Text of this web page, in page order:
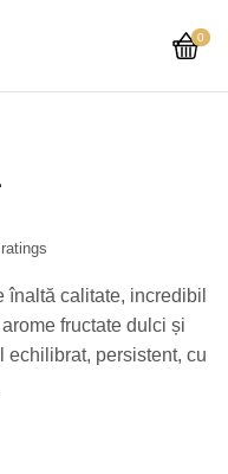
0
înaltă calitate, incredibil
fructate dulci și
echilibrat, persistent, cu